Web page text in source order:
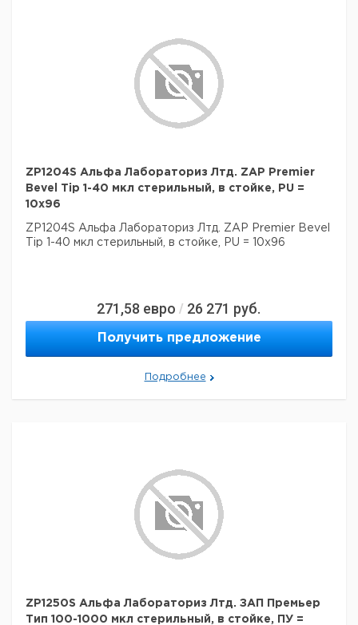
ZP1204S Альфа Лабораториз Лтд. ZAP Premier
Bevel Tip 1-40 мкл стерильный, в стойке, PU =
10x96
ZP1204S Альфа Лабораториз Лтд. ZAP Premier Bevel
Tip 1-40 мкл стерильный, в стойке, PU = 10x96
271,58 евро / 26 271 руб.
Получить предложение
Подробнее
ZP1250S Альфа Лабораториз Лтд. ЗАП Премьер
Тип 100-1000 мкл стерильный, в стойке, ПУ =